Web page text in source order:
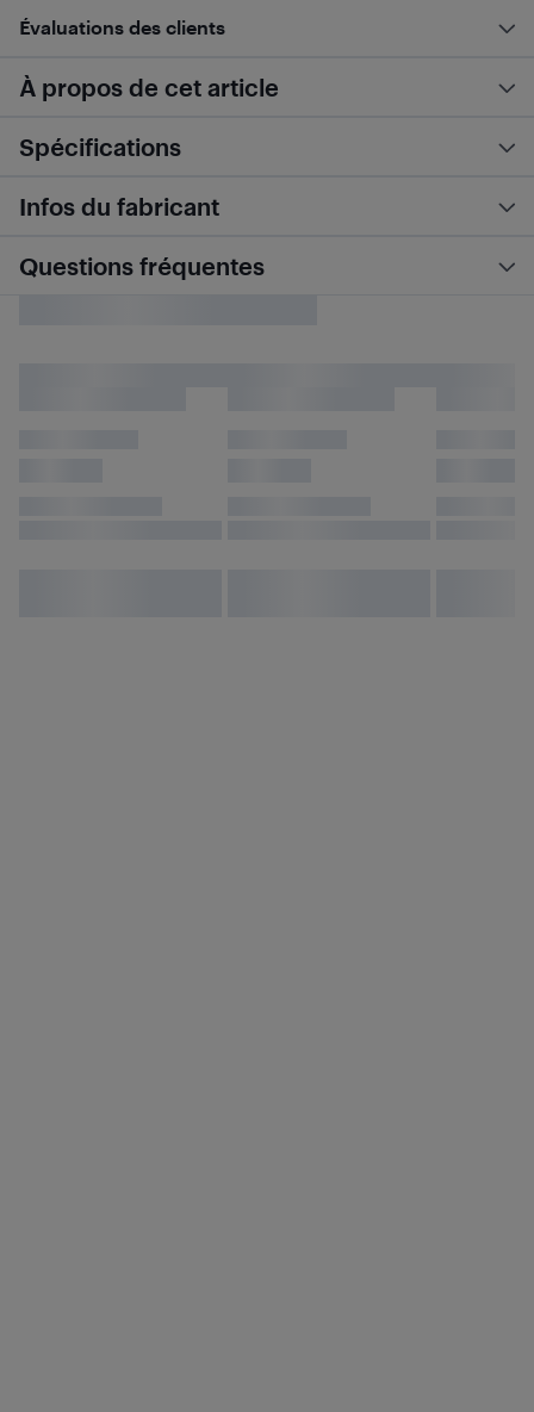
Évaluations des clients
À propos de cet article
Spécifications
Infos du fabricant
Questions fréquentes